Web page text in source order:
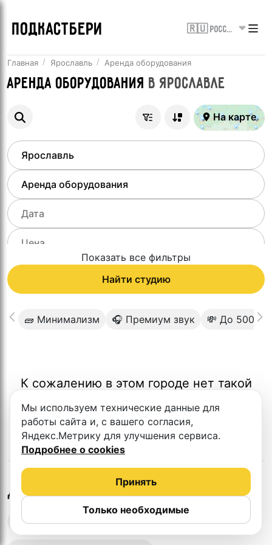
ПОДКАСТБЕРИ 🇷🇺 Россия
Главная Ярославль Аренда оборудования
Аренда оборудования в Ярославле
На карте
Показать все фильтры
Найти студию
🧱 Минимализм 🎧 Премиум звук 💸 До 5000
К сожалению в этом городе нет такой
Другие студии в Ярославле
Выездная запись подкастов
Мы используем технические данные для
работы сайта и, с вашего согласия,
Яндекс.Метрику для улучшения сервиса.
Подробнее о cookies
Только необходимые
Принять